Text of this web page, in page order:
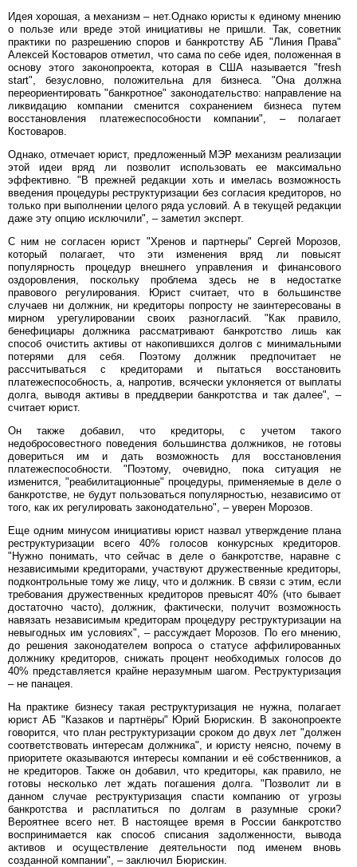
Идея хорошая, а механизм – нет.Однако юристы к единому мнению
о пользе или вреде этой инициативы не пришли. Так, советник
практики по разрешению споров и банкротству АБ "Линия Права"
Алексей Костоваров отметил, что сама по себе идея, положенная в
основу этого законопроекта, которая в США называется "fresh
start", безусловно, положительна для бизнеса. "Она должна
переориентировать "банкротное" законодательство: направление на
ликвидацию компании сменится сохранением бизнеса путем
восстановления платежеспособности компании", – полагает
Костоваров.
Однако, отмечает юрист, предложенный МЭР механизм реализации
этой идеи вряд ли позволит использовать ее максимально
эффективно. "В прежней редакции хоть и имелась возможность
введения процедуры реструктуризации без согласия кредиторов, но
только при выполнении целого ряда условий. А в текущей редакции
даже эту опцию исключили", – заметил эксперт.
С ним не согласен юрист "Хренов и партнеры" Сергей Морозов,
который полагает, что эти изменения вряд ли повысят
популярность процедур внешнего управления и финансового
оздоровления, поскольку проблема здесь не в недостатке
правового регулирования. Юрист считает, что в большинстве
случаев ни должник, ни кредиторы попросту не заинтересованы в
мирном урегулировании своих разногласий. "Как правило,
бенефициары должника рассматривают банкротство лишь как
способ очистить активы от накопившихся долгов с минимальными
потерями для себя. Поэтому должник предпочитает не
рассчитываться с кредиторами и пытаться восстановить
платежеспособность, а, напротив, всячески уклоняется от выплаты
долга, выводя активы в преддверии банкротства и так далее", –
считает юрист.
Он также добавил, что кредиторы, с учетом такого
недобросовестного поведения большинства должников, не готовы
довериться им и дать возможность для восстановления
платежеспособности. "Поэтому, очевидно, пока ситуация не
изменится, "реабилитационные" процедуры, применяемые в деле о
банкротстве, не будут пользоваться популярностью, независимо от
того, как их регулировать законодательно", – уверен Морозов.
Еще одним минусом инициативы юрист назвал утверждение плана
реструктуризации всего 40% голосов конкурсных кредиторов.
"Нужно понимать, что сейчас в деле о банкротстве, наравне с
независимыми кредиторами, участвуют дружественные кредиторы,
подконтрольные тому же лицу, что и должник. В связи с этим, если
требования дружественных кредиторов превысят 40% (что бывает
достаточно часто), должник, фактически, получит возможность
навязать независимым кредиторам процедуру реструктуризации на
невыгодных им условиях", – рассуждает Морозов. По его мнению,
до решения законодателем вопроса о статусе аффилированных
должнику кредиторов, снижать процент необходимых голосов до
40% представляется крайне неразумным шагом. Реструктуризация
– не панацея.
На практике бизнесу такая реструктуризация не нужна, полагает
юрист АБ "Казаков и партнёры" Юрий Бюрискин. В законопроекте
говорится, что план реструктуризации сроком до двух лет "должен
соответствовать интересам должника", и юристу неясно, почему в
приоритете оказываются интересы компании и её собственников, а
не кредиторов. Также он добавил, что кредиторы, как правило, не
готовы несколько лет ждать погашения долга. "Позволит ли в
данном случае реструктуризация спасти компанию от угрозы
банкротства и расплатиться по долгам в разумные сроки?
Вероятнее всего нет. В настоящее время в России банкротство
воспринимается как способ списания задолженности, вывода
активов и осуществление деятельности под именем вновь
созданной компании", – заключил Бюрискин.